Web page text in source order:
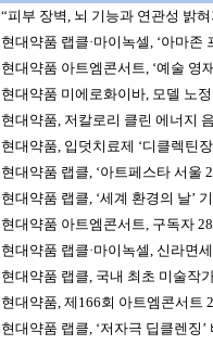
“피부 장벽, 뇌 기능과 연관성 밝
현대약품 랩클·마이녹셀, ‘아마존
현대약품 아트엠콘서트, ‘예술 영
현대약품 미에로화이바, 모델 노
현대약품, 저칼로리 클린 에너지
현대약품, 입덧치료제 ‘디클렉틴
현대약품 랩클, ‘아트페스타 서울
현대약품 랩클, ‘세계 환경의 날’
현대약품 아트엠콘서트, 구독자
현대약품 랩클·마이녹셀, 신라면
현대약품 랩클, 국내 최초 미술작
현대약품, 제166회 아트엠콘서트
현대약품 랩클, ‘저자극 딥클렌징’